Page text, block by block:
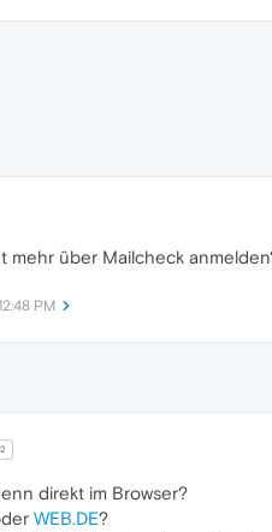
mehr über Mailcheck
PM
direkt im Browser?
WEB.DE?